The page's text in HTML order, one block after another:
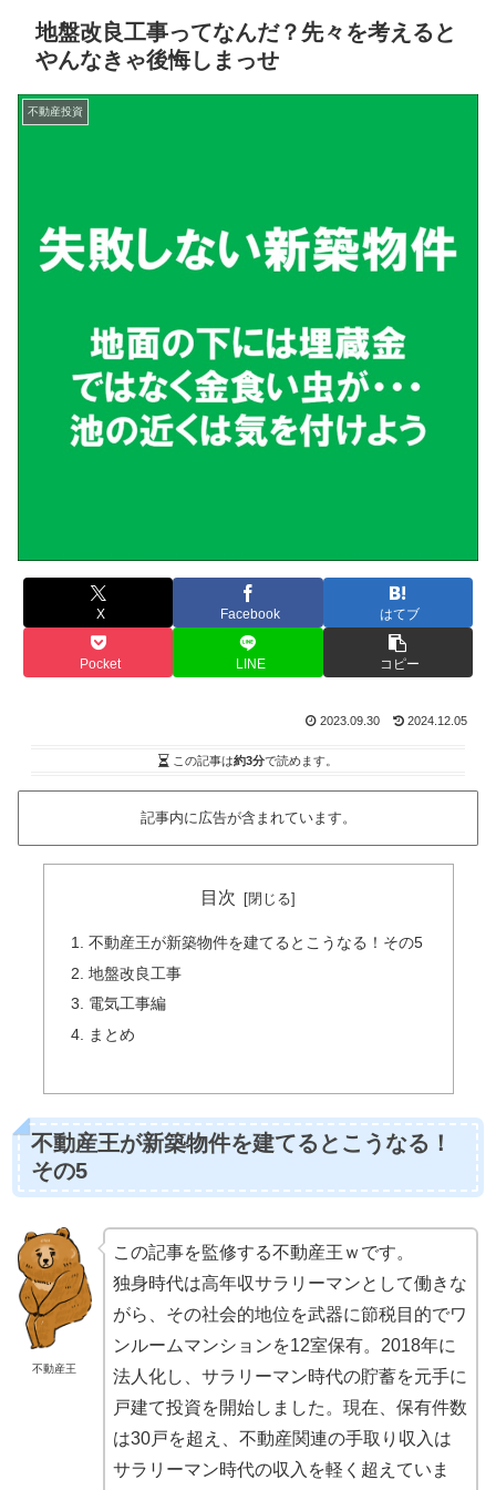
地盤改良工事ってなんだ？先々を考えると
やんなきゃ後悔しまっせ
不動産投資
X Facebook はてブ
Pocket LINE コピー
2023.09.30 2024.12.05
この記事は約3分で読めます。
記事内に広告が含まれています。
目次
不動産王が新築物件を建てるとこうなる！その5
地盤改良工事
電気工事編
まとめ
不動産王が新築物件を建てるとこうなる！
その5
不動産王
この記事を監修する不動産王ｗです。
独身時代は高年収サラリーマンとして働きな
がら、その社会的地位を武器に節税目的でワ
ンルームマンションを12室保有。2018年に
法人化し、サラリーマン時代の貯蓄を元手に
戸建て投資を開始しました。現在、保有件数
は30戸を超え、不動産関連の手取り収入は
サラリーマン時代の収入を軽く超えていま